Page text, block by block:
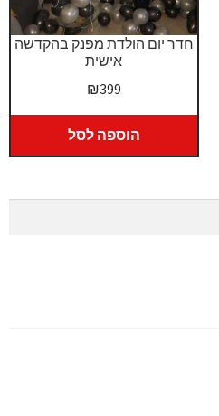
חדר יום הולדת מפנק בהקדשה
אישית
₪399
הוספה לסל